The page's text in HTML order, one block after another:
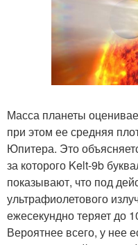
Масса планеты
при этом ее средняя
Юпитера. Это
за которого Kelt-9b
показывают, что под
ультрафиолетового
ежесекундно теряет до
Вероятнее всего, у нее